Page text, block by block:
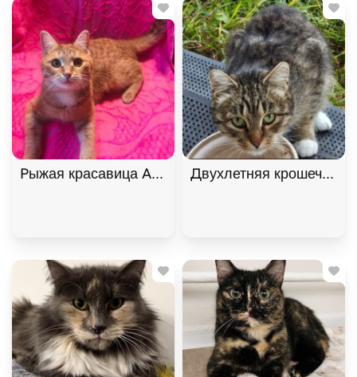
Рыжая красавица Афина хочет домой! В дар!,
Двухлетняя крошечная